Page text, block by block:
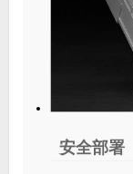
安全部署